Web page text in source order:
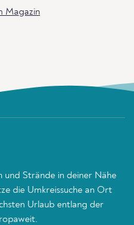
Magazin
und Strände in deiner Nähe
die Umkreissuche an Ort
Urlaub entlang der